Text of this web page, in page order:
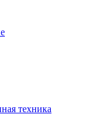
техника